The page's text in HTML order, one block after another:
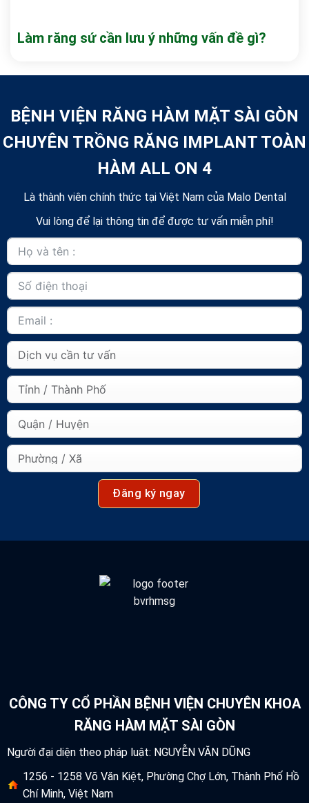
Làm răng sứ cần lưu ý những vấn đề gì?
BỆNH VIỆN RĂNG HÀM MẶT SÀI GÒN
CHUYÊN TRỒNG RĂNG IMPLANT TOÀN
HÀM ALL ON 4
Là thành viên chính thức tại Việt Nam của Malo Dental
Vui lòng để lại thông tin để được tư vấn miễn phí!
Đăng ký ngay
CÔNG TY CỔ PHẦN BỆNH VIỆN CHUYÊN KHOA
RĂNG HÀM MẶT SÀI GÒN
Người đại diện theo pháp luật: NGUYỄN VĂN DŨNG
1256 - 1258 Võ Văn Kiệt, Phường Chợ Lớn, Thành Phố Hồ
Chí Minh, Việt Nam